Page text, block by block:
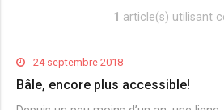
1 article(s) utilisant
24 septembre 2018
Bâle, encore plus accessible!